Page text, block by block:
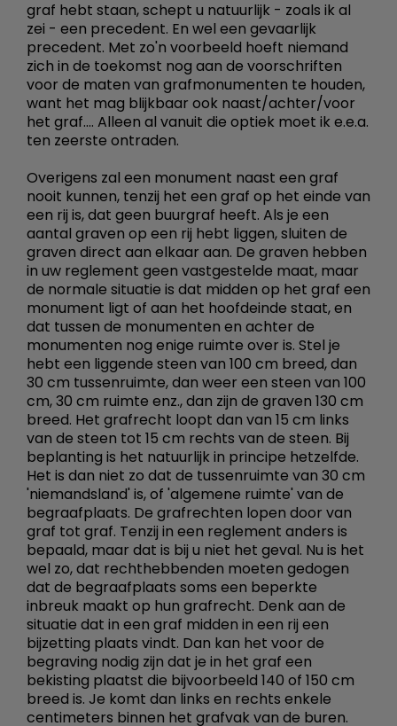
graf hebt staan, schept u natuurlijk - zoals ik al
zei - een precedent. En wel een gevaarlijk
precedent. Met zo'n voorbeeld hoeft niemand
zich in de toekomst nog aan de voorschriften
voor de maten van grafmonumenten te houden,
want het mag blijkbaar ook naast/achter/voor
het graf.... Alleen al vanuit die optiek moet ik e.e.a.
ten zeerste ontraden.
Overigens zal een monument naast een graf
nooit kunnen, tenzij het een graf op het einde van
een rij is, dat geen buurgraf heeft. Als je een
aantal graven op een rij hebt liggen, sluiten de
graven direct aan elkaar aan. De graven hebben
in uw reglement geen vastgestelde maat, maar
de normale situatie is dat midden op het graf een
monument ligt of aan het hoofdeinde staat, en
dat tussen de monumenten en achter de
monumenten nog enige ruimte over is. Stel je
hebt een liggende steen van 100 cm breed, dan
30 cm tussenruimte, dan weer een steen van 100
cm, 30 cm ruimte enz., dan zijn de graven 130 cm
breed. Het grafrecht loopt dan van 15 cm links
van de steen tot 15 cm rechts van de steen. Bij
beplanting is het natuurlijk in principe hetzelfde.
Het is dan niet zo dat de tussenruimte van 30 cm
'niemandsland' is, of 'algemene ruimte' van de
begraafplaats. De grafrechten lopen door van
graf tot graf. Tenzij in een reglement anders is
bepaald, maar dat is bij u niet het geval. Nu is het
wel zo, dat rechthebbenden moeten gedogen
dat de begraafplaats soms een beperkte
inbreuk maakt op hun grafrecht. Denk aan de
situatie dat in een graf midden in een rij een
bijzetting plaats vindt. Dan kan het voor de
begraving nodig zijn dat je in het graf een
bekisting plaatst die bijvoorbeeld 140 of 150 cm
breed is. Je komt dan links en rechts enkele
centimeters binnen het grafvak van de buren.